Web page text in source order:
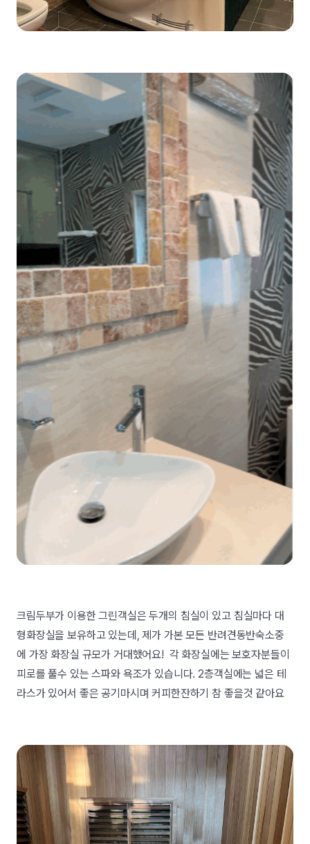
크림두부가 이용한 그린객실은 두개의 침실이 있고 침실마다 대
형화장실을 보유하고 있는데, 제가 가본 모든 반려견동반숙소중
에 가장 화장실 규모가 거대했어요! 각 화장실에는 보호자분들이
피로를 풀수 있는 스파와 욕조가 있습니다. 2층객실에는 넓은 테
라스가 있어서 좋은 공기마시며 커피한잔하기 참 좋을것 같아요